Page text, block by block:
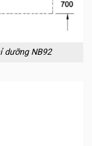
dưỡng NB92